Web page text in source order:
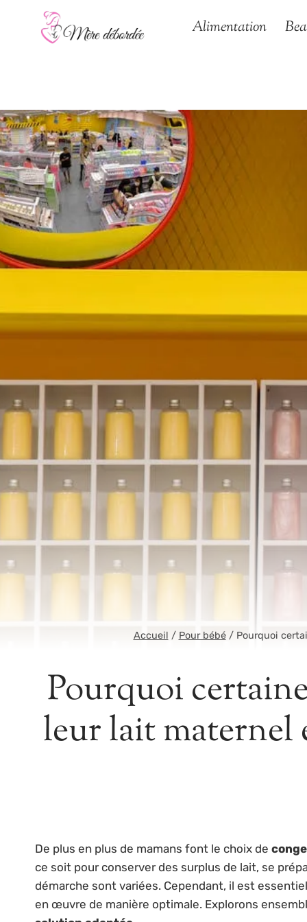
Alimentation
Accueil / Pour bébé / Pourquoi
Pourquoi
leur lait maternel
De plus en plus de mamans font le choix de
ce soit pour conserver des surplus de lait, se
démarche sont variées. Cependant, il est
en œuvre de manière optimale. Explorons